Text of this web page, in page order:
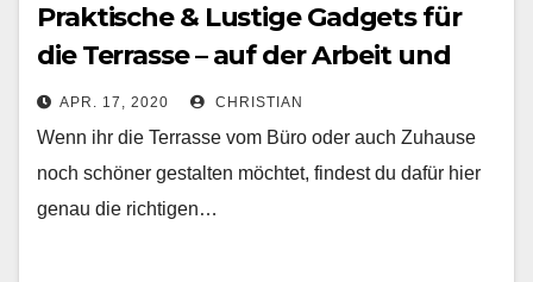
Praktische & Lustige Gadgets für
die Terrasse – auf der Arbeit und
Zuhause
APR. 17, 2020 CHRISTIAN
Wenn ihr die Terrasse vom Büro oder auch Zuhause
noch schöner gestalten möchtet, findest du dafür hier
genau die richtigen…